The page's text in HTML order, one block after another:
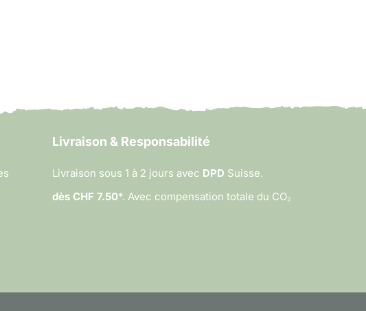
Livraison & Responsabilité
Livraison sous 1 à 2 jours avec DPD Suisse.
dès CHF 7.50*. Avec compensation totale du CO₂